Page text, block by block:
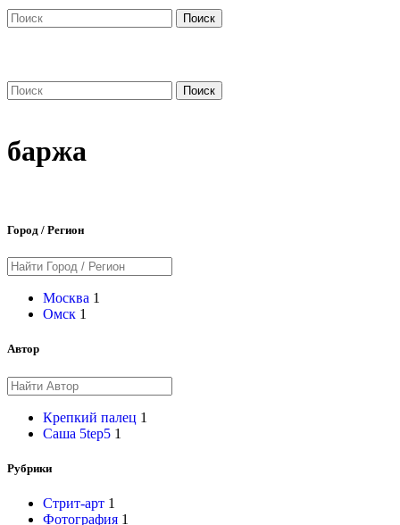
Поиск
Поиск
баржа
Город / Регион
Москва 1
Омск 1
Автор
Крепкий палец 1
Саша 5tep5 1
Рубрики
Стрит-арт 1
Фотография 1